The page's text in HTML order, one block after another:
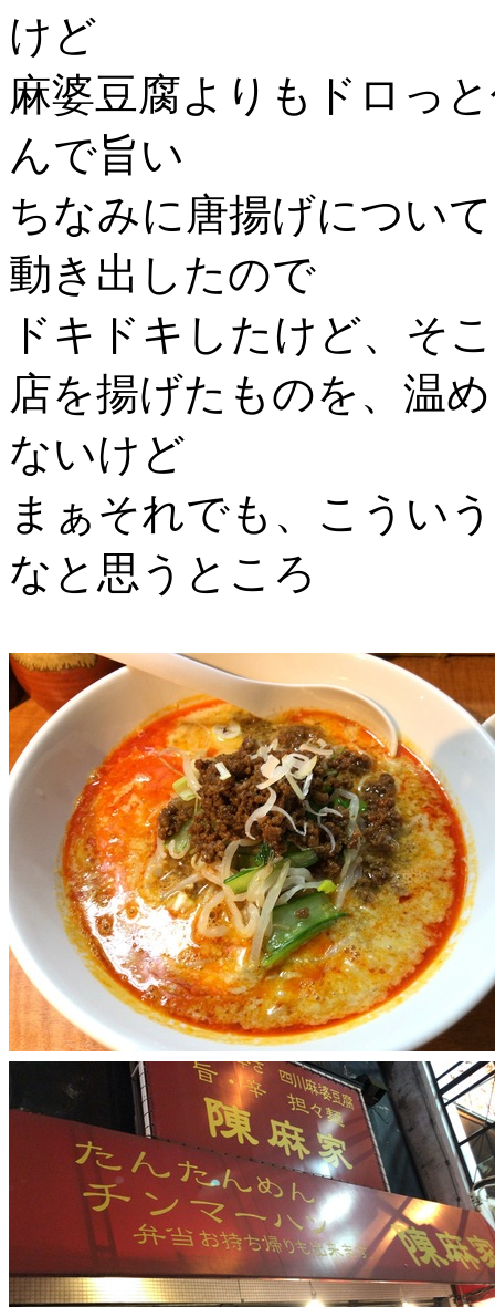
けど
麻婆豆腐よりもドロっ
んで旨い
ちなみに唐揚げについ
動き出したので
ドキドキしたけど、そ
店を揚げたものを、温
ないけど
まぁそれでも、こうい
なと思うところ